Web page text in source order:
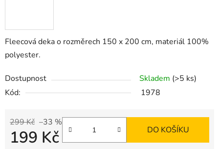
Fleecová deka o rozměrech 150 x 200 cm, materiál 100%
polyester.
Dostupnost Skladem (>5 ks)
Kód:
1978
299 Kč –33 %
199 Kč DO KOŠÍKU